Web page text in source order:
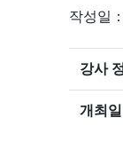
작성일
강사
개최